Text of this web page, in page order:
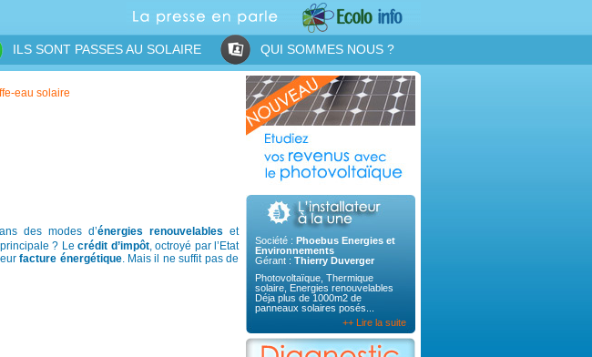
ILS SONT PASSES AU SOLAIRE QUI SOMMES NOUS ?
eau solaire
Société : Phoebus Energies et
Environnements
Gérant : Thierry Duverger
Photovoltaïque, Thermique
solaire, Energies renouvelables
Déja plus de 1000m2 de
panneaux solaires posés...
++ Lire la suite
des modes d’énergies renouvelables et
? Lecrédit d’impôt, octroyé par l’Etat
facture énergétique. Mais il ne suffit pas de